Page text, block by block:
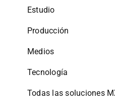
Estudio
Producción
Medios
Tecnología
Todas las soluciones